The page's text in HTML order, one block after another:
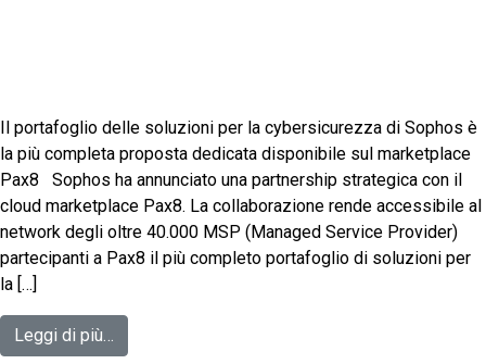
Il portafoglio delle soluzioni per la cybersicurezza di Sophos è
la più completa proposta dedicata disponibile sul marketplace
Pax8 Sophos ha annunciato una partnership strategica con il
cloud marketplace Pax8. La collaborazione rende accessibile al
network degli oltre 40.000 MSP (Managed Service Provider)
partecipanti a Pax8 il più completo portafoglio di soluzioni per
la […]
Leggi di più…